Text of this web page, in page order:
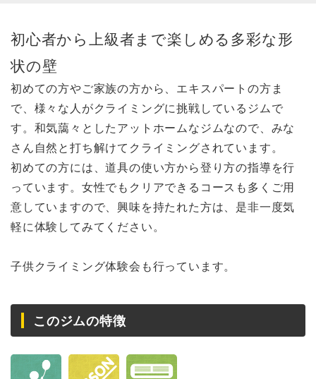
初心者から上級者まで楽しめる多彩な形
状の壁
初めての方やご家族の方から、エキスパートの方ま
で、様々な人がクライミングに挑戦しているジムで
す。和気藹々としたアットホームなジムなので、みな
さん自然と打ち解けてクライミングされています。
初めての方には、道具の使い方から登り方の指導を行
っています。女性でもクリアできるコースも多くご用
意していますので、興味を持たれた方は、是非一度気
軽に体験してみてください。
子供クライミング体験会も行っています。
このジムの特徴